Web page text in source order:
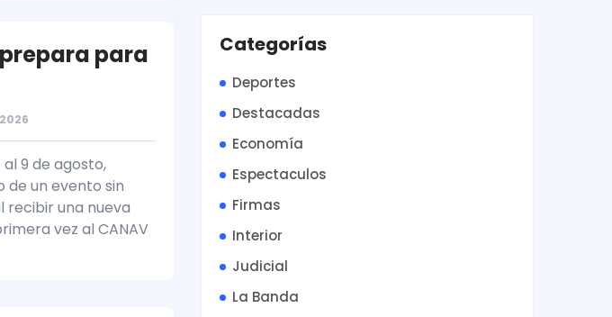
para
9 de agosto,
de un evento sin
una nueva
vez al CANAV
Categorías
Deportes
Destacadas
Economía
Espectaculos
Firmas
Interior
Judicial
La Banda